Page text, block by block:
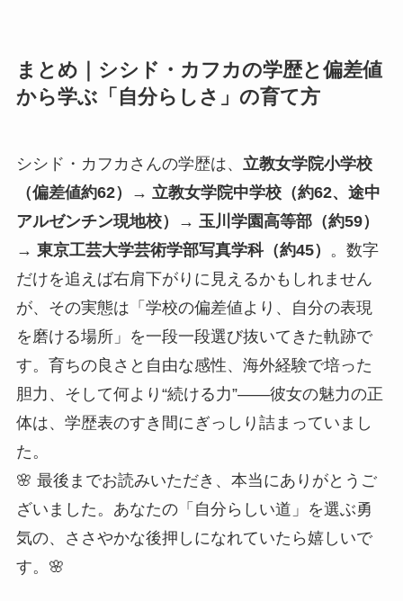
まとめ｜シシド・カフカの学歴と偏差値
から学ぶ「自分らしさ」の育て方
シシド・カフカさんの学歴は、 立教女学院小学校
（偏差値約62）→ 立教女学院中学校（約62、途中
アルゼンチン現地校）→ 玉川学園高等部（約59）
→ 東京工芸大学芸術学部写真学科（約45） 。数字
だけを追えば右肩下がりに見えるかもしれません
が、その実態は「学校の偏差値より、自分の表現
を磨ける場所」を一段一段選び抜いてきた軌跡で
す。育ちの良さと自由な感性、海外経験で培った
胆力、そして何より“続ける力”——彼女の魅力の正
体は、学歴表のすき間にぎっしり詰まっていまし
た。
🌸 最後までお読みいただき、本当にありがとうご
ざいました。あなたの「自分らしい道」を選ぶ勇
気の、ささやかな後押しになれていたら嬉しいで
す。🌸